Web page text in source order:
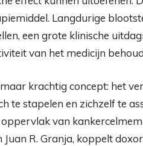
Langdurige
een grote klinische
van het medicijn
krachtig concept: het
te stapelen en zichzelf te
van
R. Granja, koppelt